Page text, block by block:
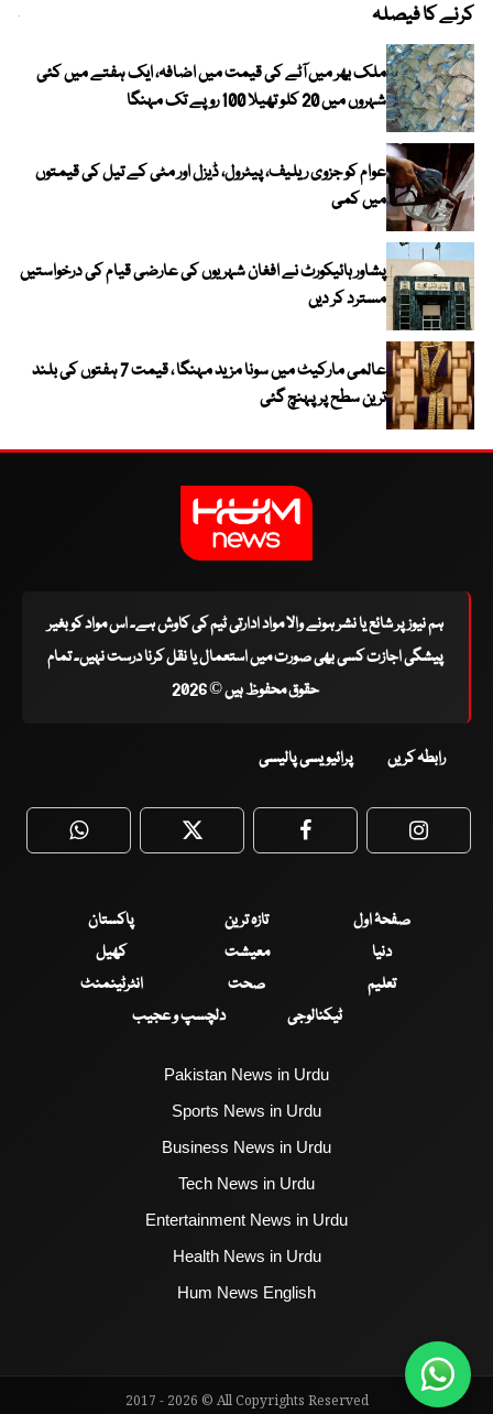
کرنے کا فیصلہ
ملک بھر میں آٹے کی قیمت میں اضافہ، ایک ہفتے میں کئی
شہروں میں 20 کلو تھیلا 100 روپے تک مہنگا
عوام کو جزوی ریلیف، پیٹرول، ڈیزل اور مٹی کے تیل کی قیمتوں
میں کمی
پشاور ہائیکورٹ نے افغان شہریوں کی عارضی قیام کی درخواستیں
مسترد کر دیں
عالمی مارکیٹ میں سونا مزید مہنگا ، قیمت 7 ہفتوں کی بلند
ترین سطح پر پہنچ گئی
ہم نیوز پر شائع یا نشر ہونے والا مواد ادارتی ٹیم کی کاوش ہے۔ اس مواد کو بغیر
پیشگی اجازت کسی بھی صورت میں استعمال یا نقل کرنا درست نہیں۔ تمام
حقوق محفوظ ہیں © 2026
رابطہ کریں پرائیویسی پالیسی
WhatsApp Twitter Facebook
صفحۂ اول تازہ ترین
پاکستان
دنیا
معیشت
کھیل
تعلیم
صحت
انٹرٹینمنٹ
ٹیکنالوجی
دلچسپ و عجیب
Pakistan News in Urdu
Sports News in Urdu
Business News in Urdu
Tech News in Urdu
Entertainment News in Urdu
Health News in Urdu
Hum News English
2017 - 2026 © All Copyrights Reserved